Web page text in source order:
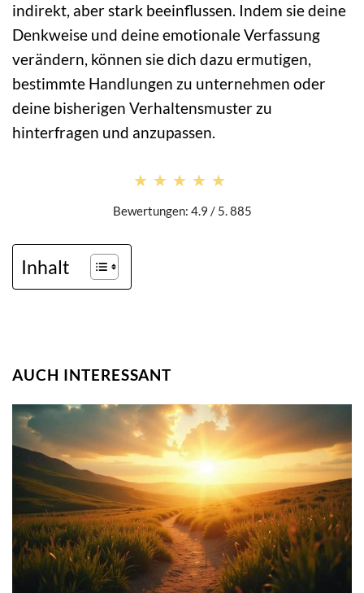
indirekt, aber stark beeinflussen. Indem sie deine
Denkweise und deine emotionale Verfassung
verändern, können sie dich dazu ermutigen,
bestimmte Handlungen zu unternehmen oder
deine bisherigen Verhaltensmuster zu
hinterfragen und anzupassen.
★★★★★
★★★★★
Bewertungen: 4.9 / 5. 885
Inhalt
AUCH INTERESSANT